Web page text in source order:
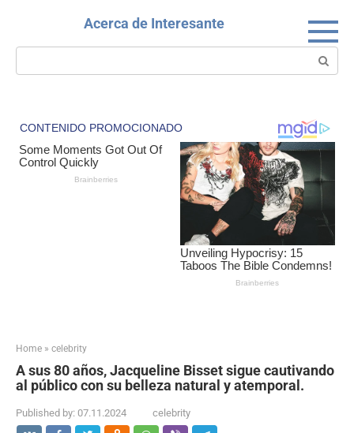
Acerca de Interesante
Search:
Home » celebrity
A sus 80 años, Jacqueline Bisset sigue cautivando
al público con su belleza natural y atemporal.
Published by: 07.11.2024 celebrity